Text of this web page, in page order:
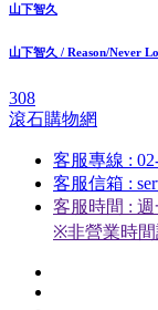
山下智久
山下智久 / Reason/Never
308
滾石購物網
客服專線 :
客服信箱 :
客服時間 : 週
※非營業時